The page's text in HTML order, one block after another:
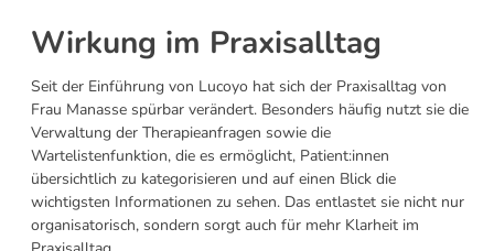
Wirkung im Praxisalltag
Seit der Einführung von Lucoyo hat sich der Praxisalltag von
Frau Manasse spürbar verändert. Besonders häufig nutzt sie die
Verwaltung der Therapieanfragen sowie die
Wartelistenfunktion, die es ermöglicht, Patient:innen
übersichtlich zu kategorisieren und auf einen Blick die
wichtigsten Informationen zu sehen. Das entlastet sie nicht nur
organisatorisch, sondern sorgt auch für mehr Klarheit im